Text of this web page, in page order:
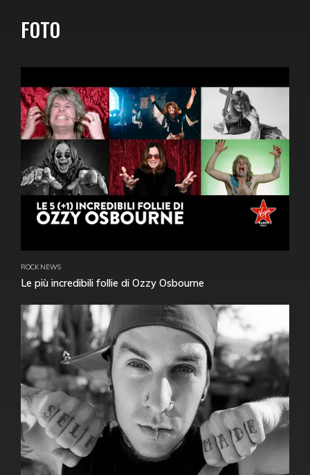
FOTO
ROCK NEWS
Le più incredibili follie di Ozzy Osbourne